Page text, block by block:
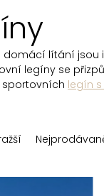
lítání jsou
legíny se
sportovních legín